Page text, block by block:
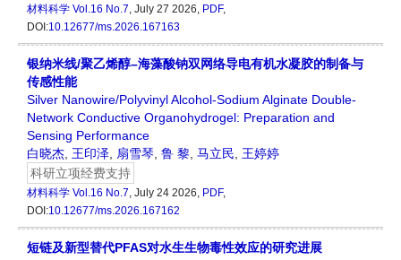
材料科学 Vol.16 No.7, July 27 2026, PDF,
DOI:10.12677/ms.2026.167163
银纳米线/聚乙烯醇–海藻酸钠双网络导电有机水凝胶的制备与
传感性能
Silver Nanowire/Polyvinyl Alcohol-Sodium Alginate Double-
Network Conductive Organohydrogel: Preparation and
Sensing Performance
白晓杰 王印泽 扇雪琴 鲁 黎 马立民
王婷婷
科研立项经费支持
材料科学 Vol.16 No.7, July 24 2026, PDF,
DOI:10.12677/ms.2026.167162
短链及新型替代PFAS对水生生物毒性效应的研究进展